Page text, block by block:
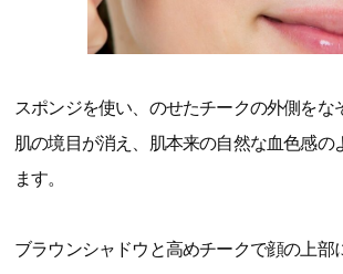
スポンジを使い、のせたチークの外側をな
肌の境目が消え、肌本来の自然な血色感の
ます。
ブラウンシャドウと高めチークで顔の上部